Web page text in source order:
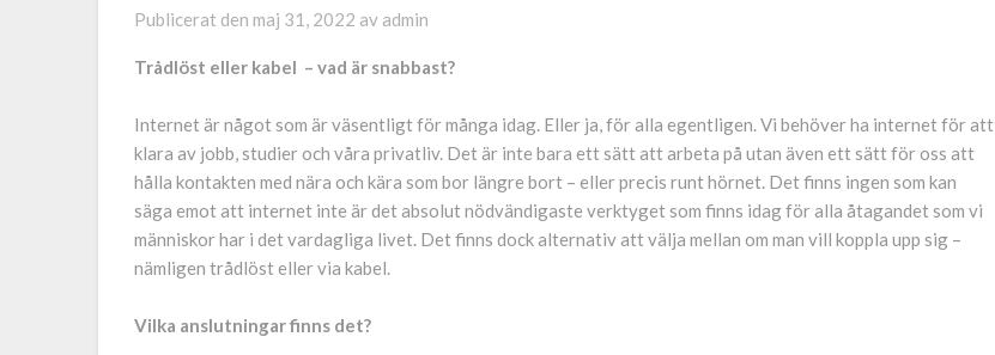
Publicerat den maj 31, 2022 av admin
Trådlöst eller kabel – vad är snabbast?
Internet är något som är väsentligt för många idag. Eller ja, för alla egentligen. Vi behöver ha internet för att
klara av jobb, studier och våra privatliv. Det är inte bara ett sätt att arbeta på utan även ett sätt för oss att
hålla kontakten med nära och kära som bor längre bort – eller precis runt hörnet. Det finns ingen som kan
säga emot att internet inte är det absolut nödvändigaste verktyget som finns idag för alla åtagandet som vi
människor har i det vardagliga livet. Det finns dock alternativ att välja mellan om man vill koppla upp sig –
nämligen trådlöst eller via kabel.
Vilka anslutningar finns det?